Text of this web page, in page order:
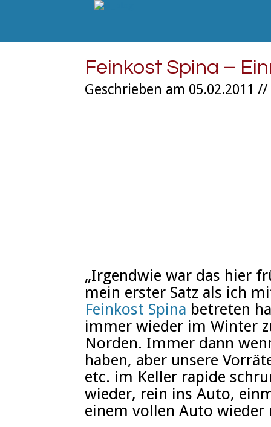
Feinkost Spina –
Geschrieben am 05.02.2011 //
„Irgendwie war das hier
mein erster Satz als ich
Feinkost Spina betreten
immer wieder im Winter
Norden. Immer dann
haben, aber unsere
etc. im Keller rapide
wieder, rein ins Auto,
einem vollen Auto wieder